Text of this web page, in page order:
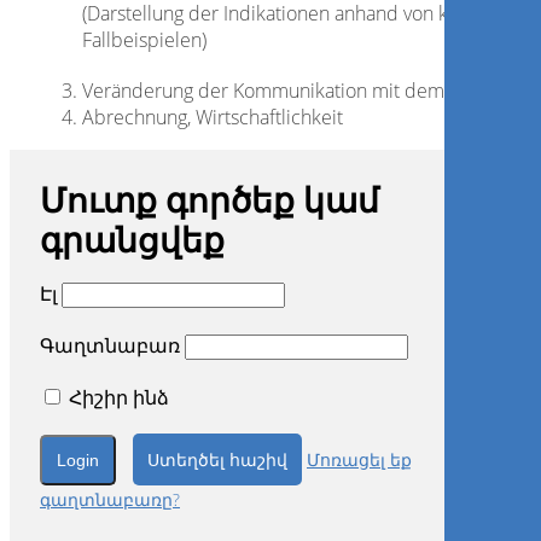
(Darstellung der Indikationen anhand von klinischen
Fallbeispielen)
Veränderung der Kommunikation mit dem
Abrechnung, Wirtschaftlichkeit
Մուտք գործեք կամ
գրանցվեք
Էլ
Գաղտնաբառ
Հիշիր ինձ
Ստեղծել հաշիվ
Մոռացել եք
գաղտնաբառը?